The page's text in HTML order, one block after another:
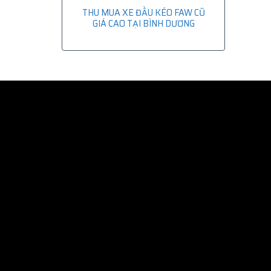
THU MUA XE ĐẦU KÉO FAW CŨ
GIÁ CAO TẠI BÌNH DƯƠNG